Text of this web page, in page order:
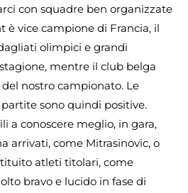
con squadre ben organizzate
è vice campione di Francia, il
olimpici e grandi
mentre il club belga
nostro campionato. Le
sono quindi positive.
a conoscere meglio, in gara,
arrivati, come Mitrasinovic, o
atleti titolari, come
bravo e lucido in fase di